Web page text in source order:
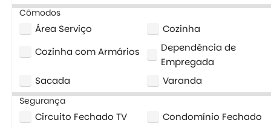
Cômodos
Área Serviço
Cozinha
Cozinha com Armários
Dependência de
Empregada
Sacada
Varanda
Segurança
Circuito Fechado TV
Condomínio Fechado